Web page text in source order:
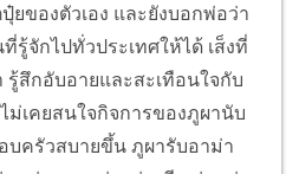
ยของตัวเอง และยังบอกพ่อว่า
รู้จักไปทั่วประเทศให้ได้ เส็งที่
รู้สึกอับอายและสะเทือนใจกับ
ม่เคยสนใจกิจการของภูผานับ
บครัวสบายขึ้น ภูผารับอาม่า